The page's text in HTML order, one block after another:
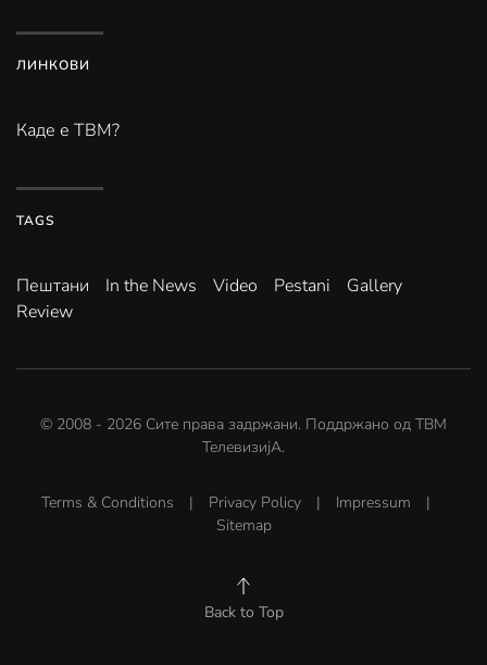
ЛИНКОВИ
Каде е ТВМ?
TAGS
Пештани In the News Video Pestani
Gallery
Review
© 2008 - 2026 Сите права задржани. Поддржано од ТВМ
ТелевизијА.
Terms & Conditions | Privacy Policy | Impressum |
Sitemap
Back to Top